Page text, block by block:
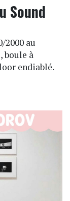
Sound
2000 au
boule à
endiablé.